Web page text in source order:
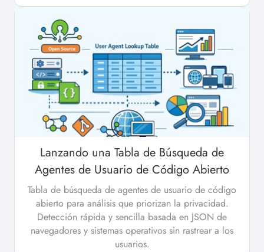
Lanzando una Tabla de Búsqueda de
Agentes de Usuario de Código Abierto
Tabla de búsqueda de agentes de usuario de código
abierto para análisis que priorizan la privacidad.
Detección rápida y sencilla basada en JSON de
navegadores y sistemas operativos sin rastrear a los
usuarios.